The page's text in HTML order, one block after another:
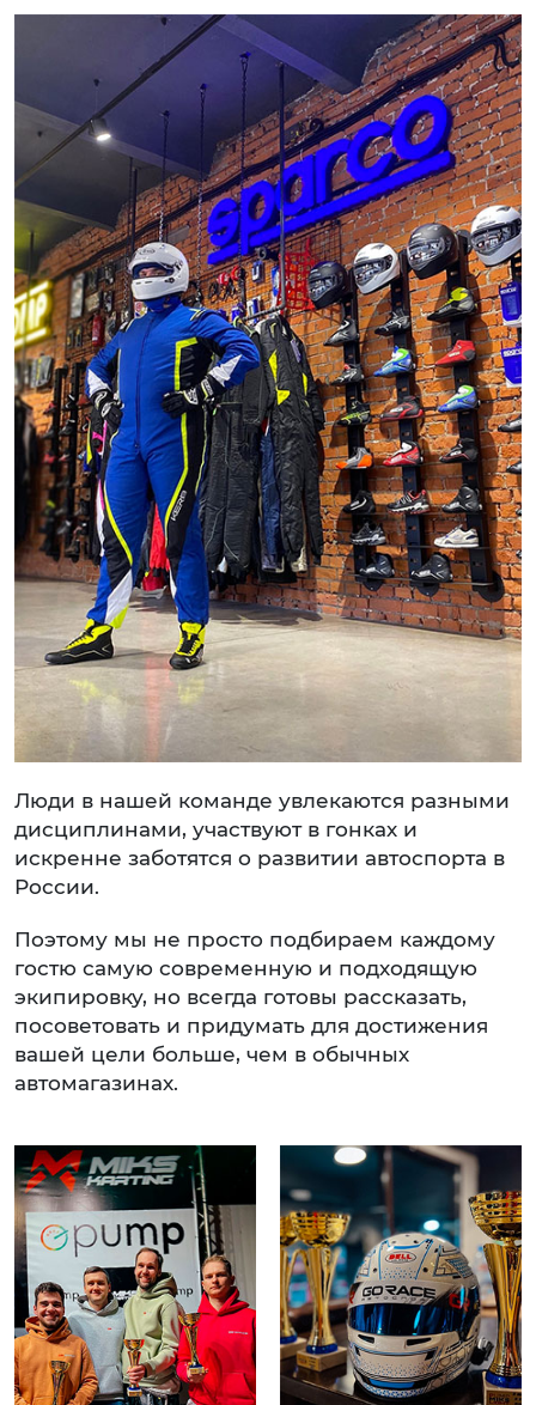
Люди в нашей команде увлекаются разными
дисциплинами, участвуют в гонках и
искренне заботятся о развитии автоспорта в
России.
Поэтому мы не просто подбираем каждому
гостю самую современную и подходящую
экипировку, но всегда готовы рассказать,
посоветовать и придумать для достижения
вашей цели больше, чем в обычных
автомагазинах.